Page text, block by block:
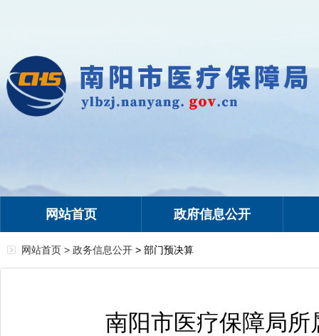
网站首页 政府信息公开
网站首页 > 政务信息公开 > 部门预决算
南阳市医疗保障局